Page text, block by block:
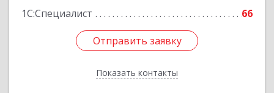
1С:Специалист
66
Отправить заявку
Показать контакты
Отправить заявку
Назад